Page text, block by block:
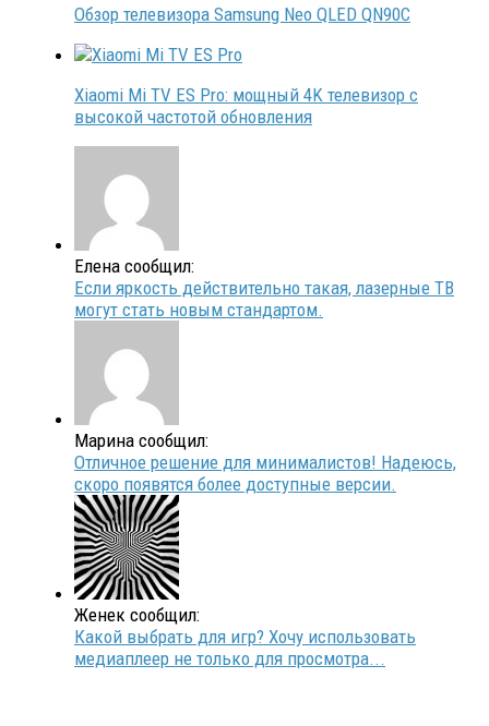
Обзор телевизора Samsung Neo QLED QN90C
Xiaomi Mi TV ES Pro: мощный 4K телевизор с
высокой частотой обновления
Елена сообщил:
Если яркость действительно такая, лазерные ТВ
могут стать новым стандартом.
Марина сообщил:
Отличное решение для минималистов! Надеюсь,
скоро появятся более доступные версии.
Женек сообщил:
Какой выбрать для игр? Хочу использовать
медиаплеер не только для просмотра...